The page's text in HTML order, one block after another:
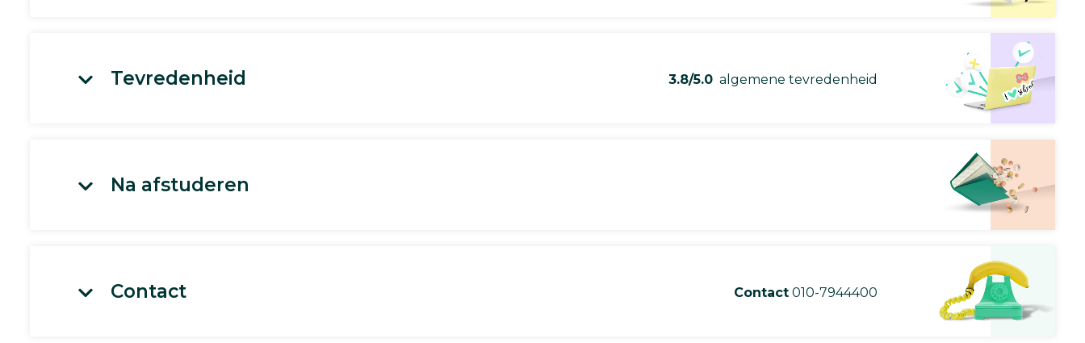
Tevredenheid 3.8/5.0 algemene tevredenheid
Na afstuderen
Contact Contact 010-7944400